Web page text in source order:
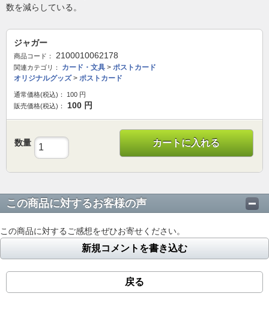
数を減らしている。
ジャガー
商品コード： 2100010062178
関連カテゴリ： カード・文具 > ポストカード
オリジナルグッズ> ポストカード
通常価格(税込)： 100 円
販売価格(税込)：
100 円
数量 カートに入れる
この商品に対するお客様の声
この商品に対するご感想をぜひお寄せください。
新規コメントを書き込む
戻る